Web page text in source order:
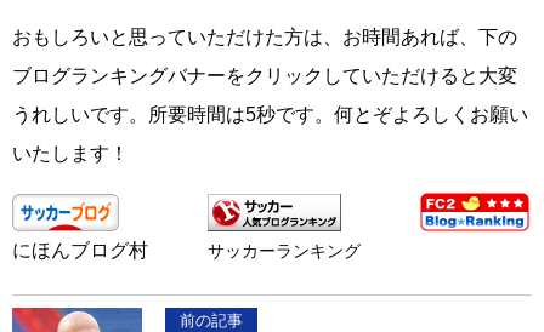
おもしろいと思っていただけた方は、お時間あれば、下の
ブログランキングバナーをクリックしていただけると大変
うれしいです。所要時間は5秒です。何とぞよろしくお願い
いたします！
にほんブログ村 サッカーランキング
前の記事